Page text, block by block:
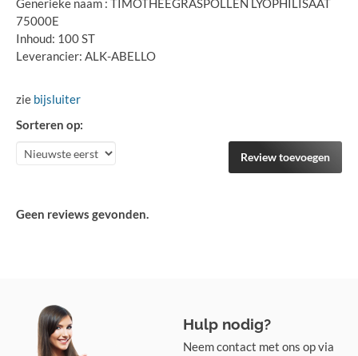
Generieke naam : TIMOTHEEGRASPOLLEN LYOPHILISAAT
75000E
Inhoud: 100 ST
Leverancier: ALK-ABELLO
zie bijsluiter
Sorteren op:
Review toevoegen
Geen reviews gevonden.
Hulp nodig?
Neem contact met ons op via